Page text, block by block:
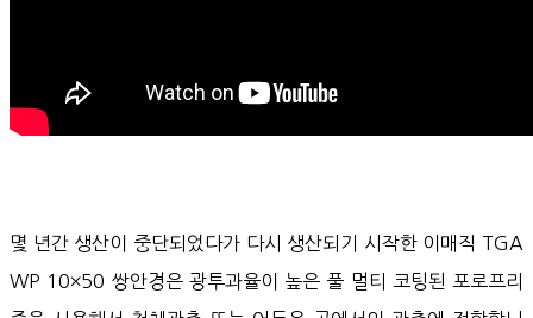
몇 년간 생산이 중단되었다가 다시 생산되기 시작한 이매직 TGA
WP 10×50 쌍안경은 광투과율이 높은 풀 멀티 코팅된 포로프리